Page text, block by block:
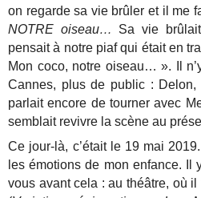
on regarde sa vie brûler et il me
NOTRE oiseau…
Sa vie
pensait à notre piaf qui était en
Mon coco, notre oiseau… ». Il
Cannes, plus de public : Delon,
parlait encore de tourner avec
semblait revivre la scène au
Ce jour-là, c’était le 19 mai
les émotions de mon enfance. Il
vous avant cela : au théâtre, où il